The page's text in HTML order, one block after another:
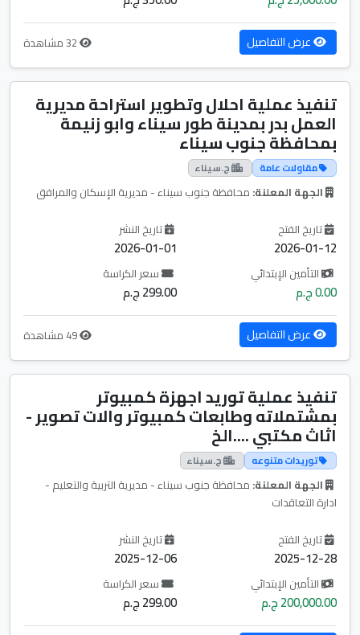
عرض التفاصيل
تنفيذ عملية احلال وتطوير استراحة مديرية
العمل بدر بمدينة طور سيناء وابو زنيمة
بمحافظة جنوب سيناء
مقاولات عامة ج.سيناء
الجهة المعلنة: محافظة جنوب سيناء - مديرية الإسكان والمرافق
تاريخ الفتح
2026-01-12
تاريخ النشر
2026-01-01
التأمين الإبتدائي
0.00 ج.م
سعر الكراسة
299.00 ج.م
عرض التفاصيل
تنفيذ عملية توريد اجهزة كمبيوتر
بمشتملاته وطابعات كمبيوتر والات تصوير -
اثاث مكتبي ....الخ
توريدات متنوعه ج.سيناء
الجهة المعلنة: محافظة جنوب سيناء - مديرية التربية والتعليم -
ادارة التعاقدات
تاريخ الفتح
2025-12-28
تاريخ النشر
2025-12-06
التأمين الإبتدائي
200,000.00 ج.م
سعر الكراسة
299.00 ج.م